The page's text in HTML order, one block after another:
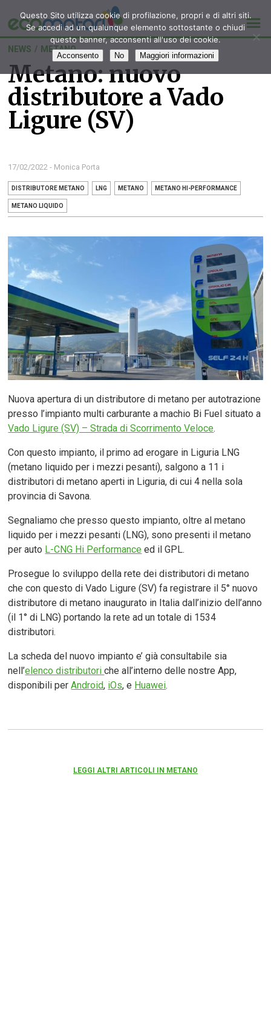
NEWS / METANO
Metano: nuovo
distributore a Vado
Ligure (SV)
17/02/2022 - Monica Porta
DISTRIBUTORE METANO LNG METANO METANO HI-PERFORMANCE
METANO LIQUIDO
Nuova apertura di un distributore di metano per autotrazione
presso l’impianto multi carburante a machio Bi Fuel situato a
Vado Ligure (SV) – Strada di Scorrimento Veloce.
Con questo impianto, il primo ad erogare in Liguria LNG
(metano liquido per i mezzi pesanti), salgono a 11 i
distributori di metano aperti in Liguria, di cui 4 nella sola
provincia di Savona.
Segnaliamo che presso questo impianto, oltre al metano
liquido per i mezzi pesanti (LNG), sono presenti il metano
per auto L-CNG Hi Performance ed il GPL.
Prosegue lo sviluppo della rete dei distributori di metano
che con questo di Vado Ligure (SV) fa registrare il 5° nuovo
distributore di metano inaugurato in Italia dall’inizio dell’anno
(il 1° di LNG) portando la rete ad un totale di 1534
distributori.
La scheda del nuovo impianto e’ già consultabile sia
nell’elenco distributoriche all’interno delle nostre App,
disponibili perAndroid, iOs, e Huawei.
LEGGI ALTRI ARTICOLI IN METANO
Questo Sito utilizza cookie di profilazione, propri e di altri siti.
Se accedi ad un qualunque elemento sottostante o chiudi
questo banner, acconsenti all'uso dei cookie.
Acconsento No Maggiori informazioni